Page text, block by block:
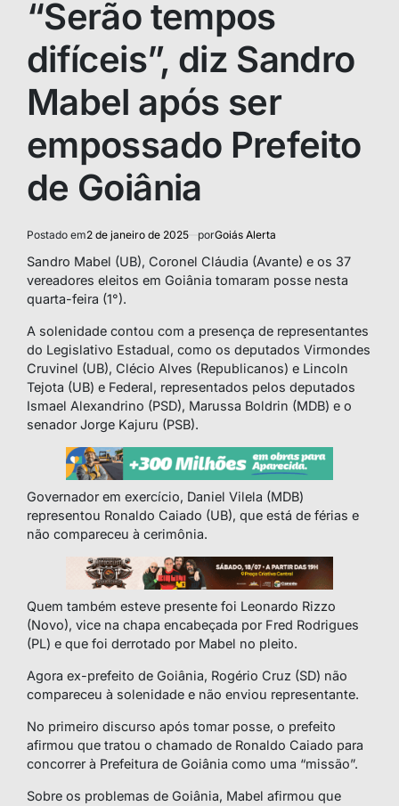
“Serão tempos
difíceis”, diz Sandro
Mabel após ser
empossado Prefeito
de Goiânia
Postado em2 de janeiro de 2025 porGoiás Alerta
Sandro Mabel (UB), Coronel Cláudia (Avante) e os 37
vereadores eleitos em Goiânia tomaram posse nesta
quarta-feira (1°).
A solenidade contou com a presença de representantes
do Legislativo Estadual, como os deputados Virmondes
Cruvinel (UB), Clécio Alves (Republicanos) e Lincoln
Tejota (UB) e Federal, representados pelos deputados
Ismael Alexandrino (PSD), Marussa Boldrin (MDB) e o
senador Jorge Kajuru (PSB).
Governador em exercício, Daniel Vilela (MDB)
representou Ronaldo Caiado (UB), que está de férias e
não compareceu à cerimônia.
Quem também esteve presente foi Leonardo Rizzo
(Novo), vice na chapa encabeçada por Fred Rodrigues
(PL) e que foi derrotado por Mabel no pleito.
Agora ex-prefeito de Goiânia, Rogério Cruz (SD) não
compareceu à solenidade e não enviou representante.
No primeiro discurso após tomar posse, o prefeito
afirmou que tratou o chamado de Ronaldo Caiado para
concorrer à Prefeitura de Goiânia como uma “missão”.
Sobre os problemas de Goiânia, Mabel afirmou que